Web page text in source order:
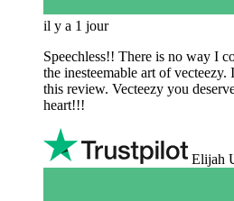
il y a 1 jour
Speechless!! There is no way I
the inesteemable art of
this review. Vecteezy you
heart!!!
Elijah